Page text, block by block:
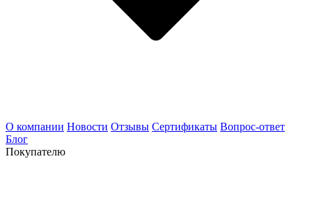
О компании Новости Отзывы Сертификаты Вопрос-ответ
Блог
Покупателю